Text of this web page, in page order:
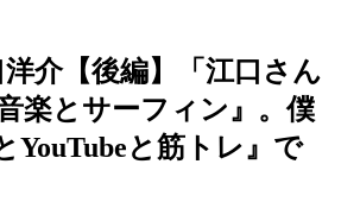
介【後編】「江口さん
楽とサーフィン』。僕
YouTubeと筋トレ』で